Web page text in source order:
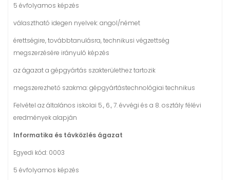
5 évfolyamos képzés
választható idegen nyelvek: angol/német
érettségire, továbbtanulásra, technikusi végzettség
megszerzésére irányuló képzés
az ágazat a gépgyártás szakterülethez tartozik
megszerezhető szakma: gépgyártástechnológiai technikus
Felvétel az általános iskolai 5., 6., 7. évvégi és a 8. osztály félévi
eredmények alapján
Informatika és távközlés ágazat
Egyedi kód: 0003
5 évfolyamos képzés